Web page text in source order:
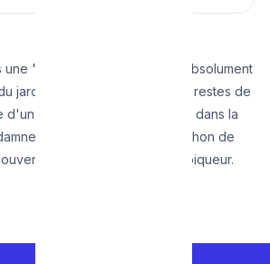
"poubelle de sol". Évitez absolument
jardin ou pire, d'y verser vos restes de
d'un carrelage ! L'amas durcira dans la
définitivement votre siphon de
de dalle au marteau piqueur.